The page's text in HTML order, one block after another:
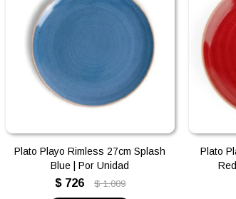
Plato Playo Rimless 27cm Splash
Blue | Por Unidad
$ 726 $ 1.009
Plato